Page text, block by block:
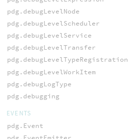
pdg.debugLevelNode
pdg.debugLevelScheduler
pdg.debugLevelService
pdg.debugLevelTransfer
pdg.debugLevelTypeRegistration
pdg.debugLevelWorkItem
pdg.debugLogType
pdg.debugging
EVENTS
pdg.Event